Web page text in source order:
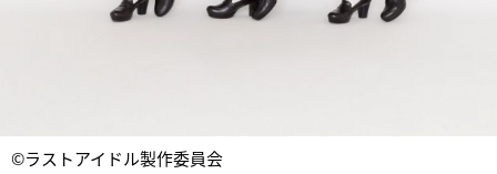
©ラストアイドル製作委員会